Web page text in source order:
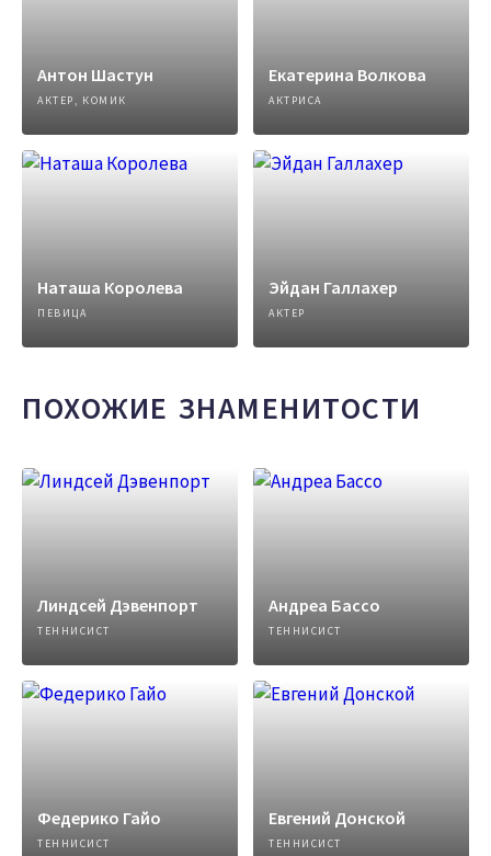
Антон Шастун
АКТЕР, КОМИК
Екатерина Волкова
АКТРИСА
Наташа Королева
ПЕВИЦА
Эйдан Галлахер
АКТЕР
ПОХОЖИЕ ЗНАМЕНИТОСТИ
Линдсей Дэвенпорт
ТЕННИСИСТ
Андреа Бассо
ТЕННИСИСТ
Федерико Гайо
ТЕННИСИСТ
Евгений Донской
ТЕННИСИСТ